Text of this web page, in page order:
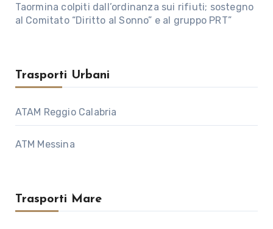
Taormina colpiti dall’ordinanza sui rifiuti; sostegno
al Comitato “Diritto al Sonno” e al gruppo PRT”
Trasporti Urbani
ATAM Reggio Calabria
ATM Messina
Trasporti Mare